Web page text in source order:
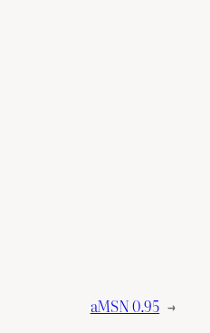
aMSN 0.95 →